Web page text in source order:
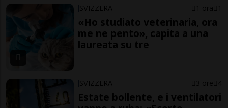
SVIZZERA 1 ora 1
«Ho studiato veterinaria, ora
me ne pento», capita a una
laureata su tre
SVIZZERA 3 ore 4
Estate bollente, e i ventilatori